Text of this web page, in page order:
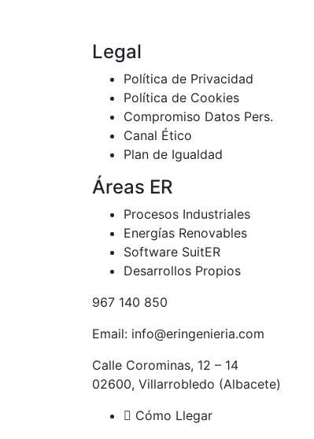
Legal
Política de Privacidad
Política de Cookies
Compromiso Datos Pers.
Canal Ético
Plan de Igualdad
Áreas ER
Procesos Industriales
Energías Renovables
Software SuitER
Desarrollos Propios
967 140 850
Email: info@eringenieria.com
Calle Corominas, 12 – 14
02600, Villarrobledo (Albacete)
Cómo Llegar